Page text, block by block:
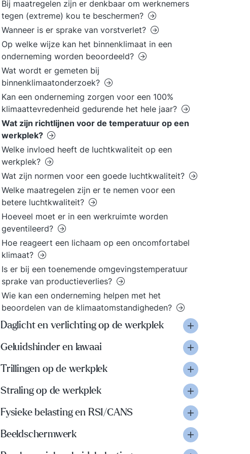
Bij maatregelen zijn er denkbaar om werknemers
tegen (extreme) kou te beschermen?
Wanneer is er sprake van vorstverlet?
Op welke wijze kan het binnenklimaat in een
onderneming worden beoordeeld?
Wat wordt er gemeten bij
binnenklimaatonderzoek?
Kan een onderneming zorgen voor een 100%
klimaattevredenheid gedurende het hele jaar?
Wat zijn richtlijnen voor de temperatuur op een
werkplek?
Welke invloed heeft de luchtkwaliteit op een
werkplek?
Wat zijn normen voor een goede luchtkwaliteit?
Welke maatregelen zijn er te nemen voor een
betere luchtkwaliteit?
Hoeveel moet er in een werkruimte worden
geventileerd?
Hoe reageert een lichaam op een oncomfortabel
klimaat?
Is er bij een toenemende omgevingstemperatuur
sprake van productieverlies?
Wie kan een onderneming helpen met het
beoordelen van de klimaatomstandigheden?
Daglicht en verlichting op de werkplek
Geluidshinder en lawaai
Trillingen op de werkplek
Straling op de werkplek
Fysieke belasting en RSI/CANS
Beeldschermwerk